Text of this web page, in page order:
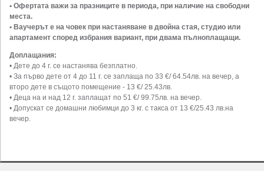
• Офертата важи за празниците в периода, при наличие на свободни
места.
• Ваучерът е на човек при настаняване в двойна стая, студио или
апартамент според избрания вариант, при двама пълноплащащи.
Доплащания:
• Дете до 4 г. се настанява безплатно.
• За първо дете от 4 до 11 г. се заплаща по 33 €/ 64.54лв. на вечер, а
второ дете в същото помещение - 13 €/ 25.43лв.
• Деца на и над 12 г. заплащат по 51 €/ 99.75лв. на вечер.
• Допускат се домашни любимци до 3 кг. с такса от 13 €/25.43 лв.на
вечер.